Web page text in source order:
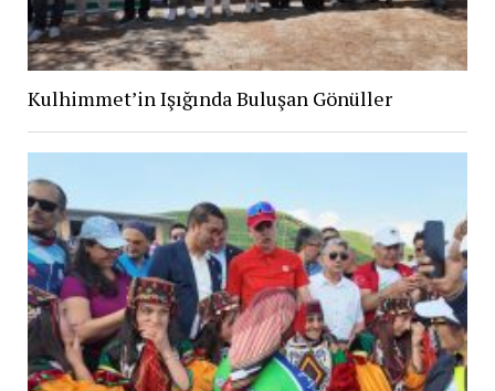
Kulhimmet’in Işığında Buluşan Gönüller